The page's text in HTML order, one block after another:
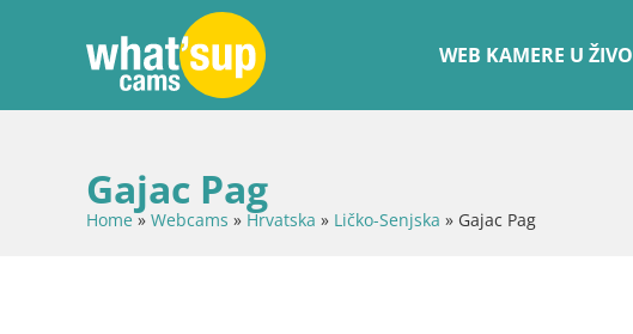
WEB KAMERE U ŽIVO
Gajac Pag
Home» Webcams » Hrvatska » Ličko-Senjska » Gajac Pag